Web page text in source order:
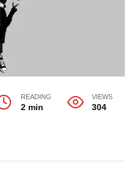
READING
2 min
VIEWS
304